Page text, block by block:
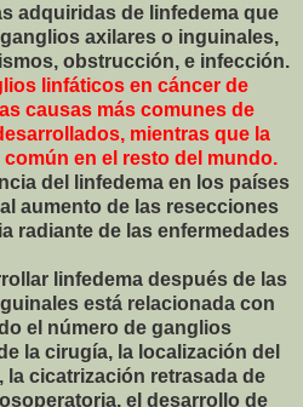
adquiridas de linfedema que
axilares o inguinales,
obstrucción, e infección.
linfáticos en cáncer de
causas más comunes de
mientras que la
en el resto del mundo.
del linfedema en los países
aumento de las resecciones
radiante de las enfermedades
linfedema después de las
está relacionada con
el número de ganglios
la cirugía, la localización del
la cicatrización retrasada de
el desarrollo de